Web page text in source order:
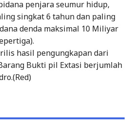
penjara seumur hidup,
singkat 6 tahun dan paling
denda maksimal 10 Miliyar
hasil pengungkapan dari
Bukti pil Extasi berjumlah